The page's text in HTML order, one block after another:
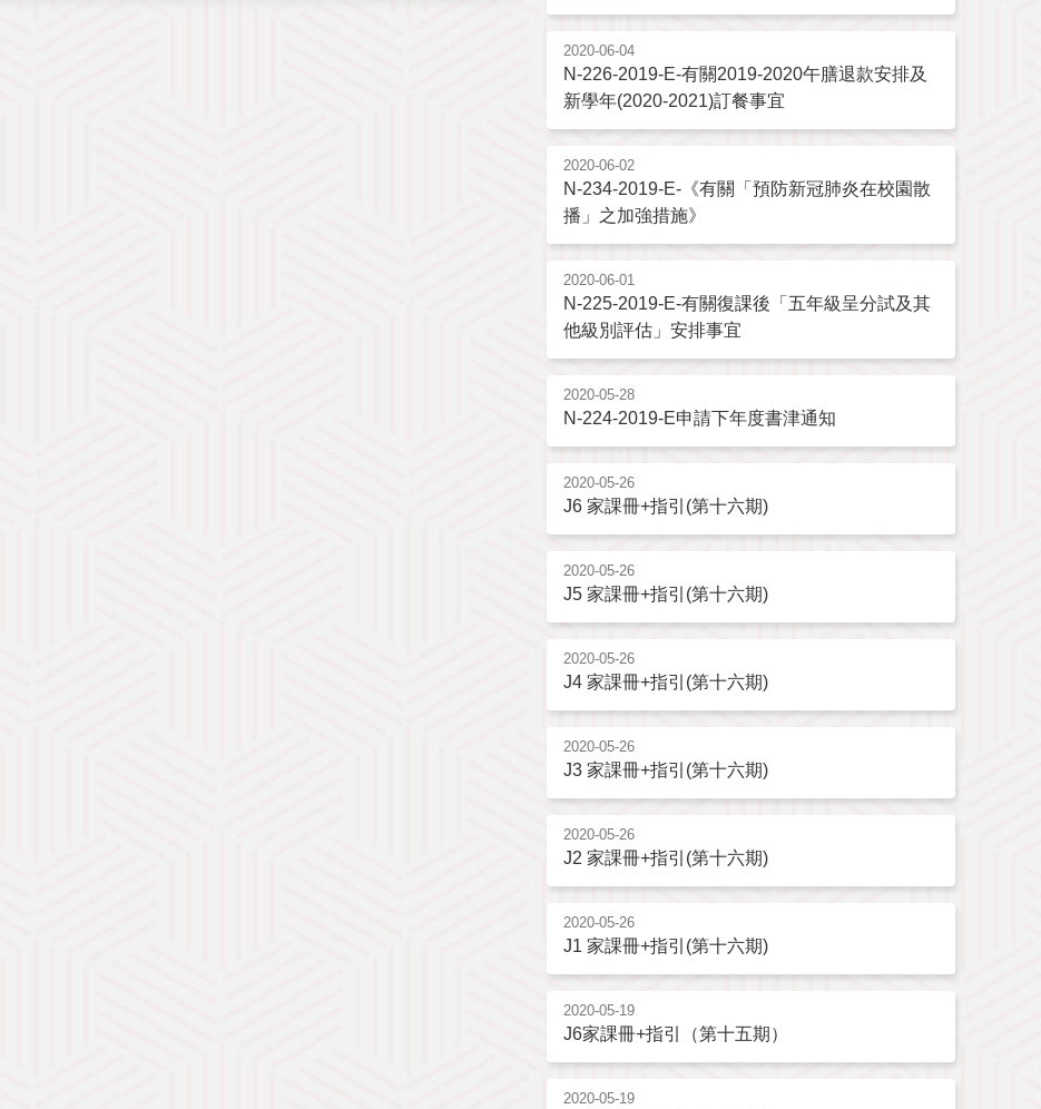
2020-06-04
N-226-2019-E-有關2019-2020午膳退款安排及
新學年(2020-2021)訂餐事宜
2020-06-02
N-234-2019-E-《有關「預防新冠肺炎在校園散
播」之加強措施》
2020-06-01
N-225-2019-E-有關復課後「五年級呈分試及其
他級別評估」安排事宜
2020-05-28
N-224-2019-E申請下年度書津通知
2020-05-26
J6 家課冊+指引(第十六期)
2020-05-26
J5 家課冊+指引(第十六期)
2020-05-26
J4 家課冊+指引(第十六期)
2020-05-26
J3 家課冊+指引(第十六期)
2020-05-26
J2 家課冊+指引(第十六期)
2020-05-26
J1 家課冊+指引(第十六期)
2020-05-19
J6家課冊+指引（第十五期）
2020-05-19